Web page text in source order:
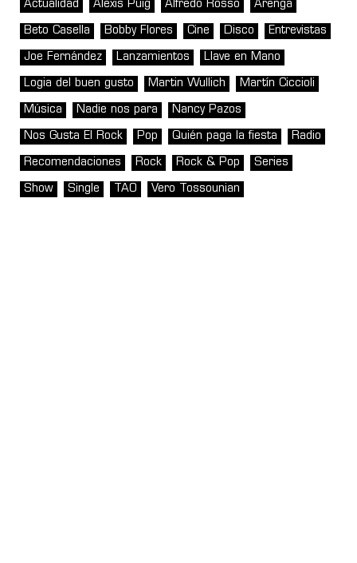
Actualidad Alexis Puig Alfredo Rosso Arenga
Beto Casella Bobby Flores Cine Disco Entrevistas
Joe Fernández Lanzamientos Llave en Mano
Logia del buen gusto Martin Wullich Martín Ciccioli
Música Nadie nos para Nancy Pazos
Nos Gusta El Rock Pop Quién paga la fiesta Radio
Recomendaciones Rock Rock & Pop Series
Show Single TAO Vero Tossounian